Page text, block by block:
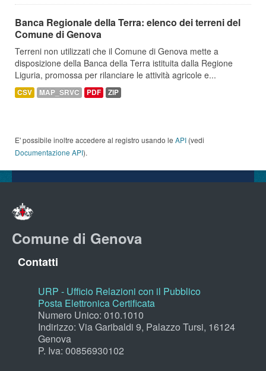
Banca Regionale della Terra: elenco dei terreni del
Comune di Genova
Terreni non utilizzati che il Comune di Genova mette a
disposizione della Banca della Terra istituita dalla Regione
Liguria, promossa per rilanciare le attività agricole e...
CSV MAP_SRVC PDF ZIP
E' possibile inoltre accedere al registro usando le API (vedi
Documentazione API).
Comune di Genova
Contatti
URP - Ufficio Relazioni con il Pubblico
Posta Elettronica Certificata
Numero Unico: 010.1010
Indirizzo: Via Garibaldi 9, Palazzo Tursi, 16124
Genova
P. Iva: 00856930102